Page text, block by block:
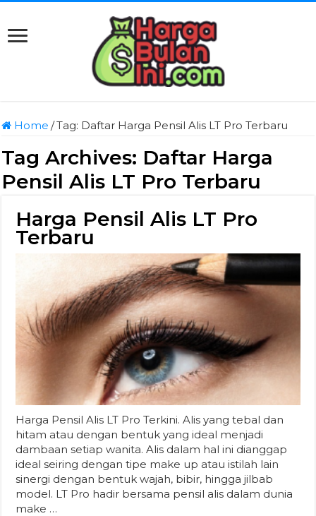
Home /Tag: Daftar Harga Pensil Alis LT Pro Terbaru
Tag Archives: Daftar Harga
Pensil Alis LT Pro Terbaru
Harga Pensil Alis LT Pro
Terbaru
Harga Pensil Alis LT Pro Terkini. Alis yang tebal dan
hitam atau dengan bentuk yang ideal menjadi
dambaan setiap wanita. Alis dalam hal ini dianggap
ideal seiring dengan tipe make up atau istilah lain
sinergi dengan bentuk wajah, bibir, hingga jilbab
model. LT Pro hadir bersama pensil alis dalam dunia
make …